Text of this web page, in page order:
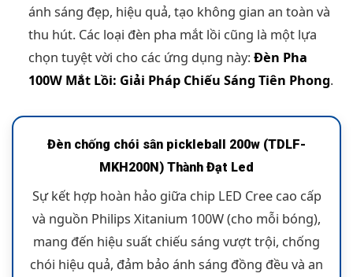
ánh sáng đẹp, hiệu quả, tạo không gian an toàn và
thu hút. Các loại đèn pha mắt lồi cũng là một lựa
chọn tuyệt vời cho các ứng dụng này:Đèn Pha
100W Mắt Lồi: Giải Pháp Chiếu Sáng Tiên Phong.
Đèn chống chói sân pickleball 200w (TDLF-
MKH200N) Thành Đạt Led
Sự kết hợp hoàn hảo giữa chip LED Cree cao cấp
và nguồn Philips Xitanium 100W (cho mỗi bóng),
mang đến hiệu suất chiếu sáng vượt trội, chống
chói hiệu quả, đảm bảo ánh sáng đồng đều và an